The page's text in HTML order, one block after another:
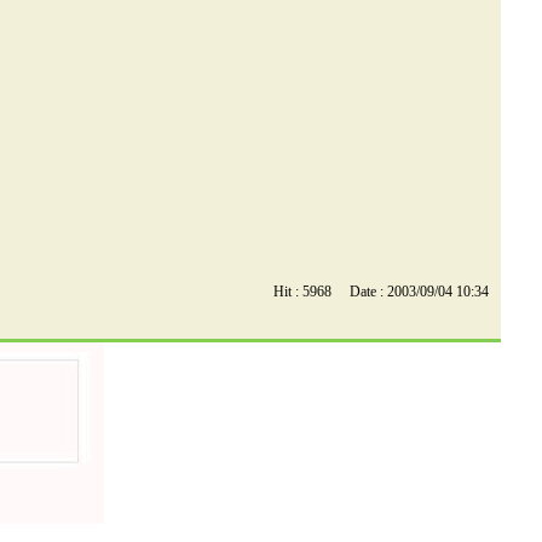
Hit : 5968 Date : 2003/09/04 10:34